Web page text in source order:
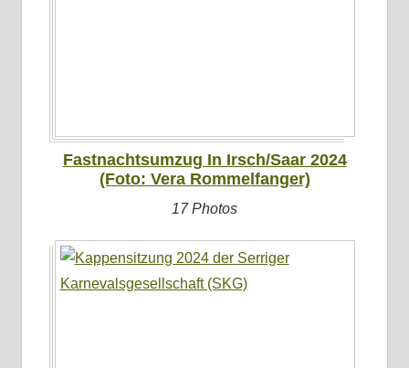
Fastnachtsumzug In Irsch/Saar 2024
(Foto: Vera Rommelfanger)
17 Photos